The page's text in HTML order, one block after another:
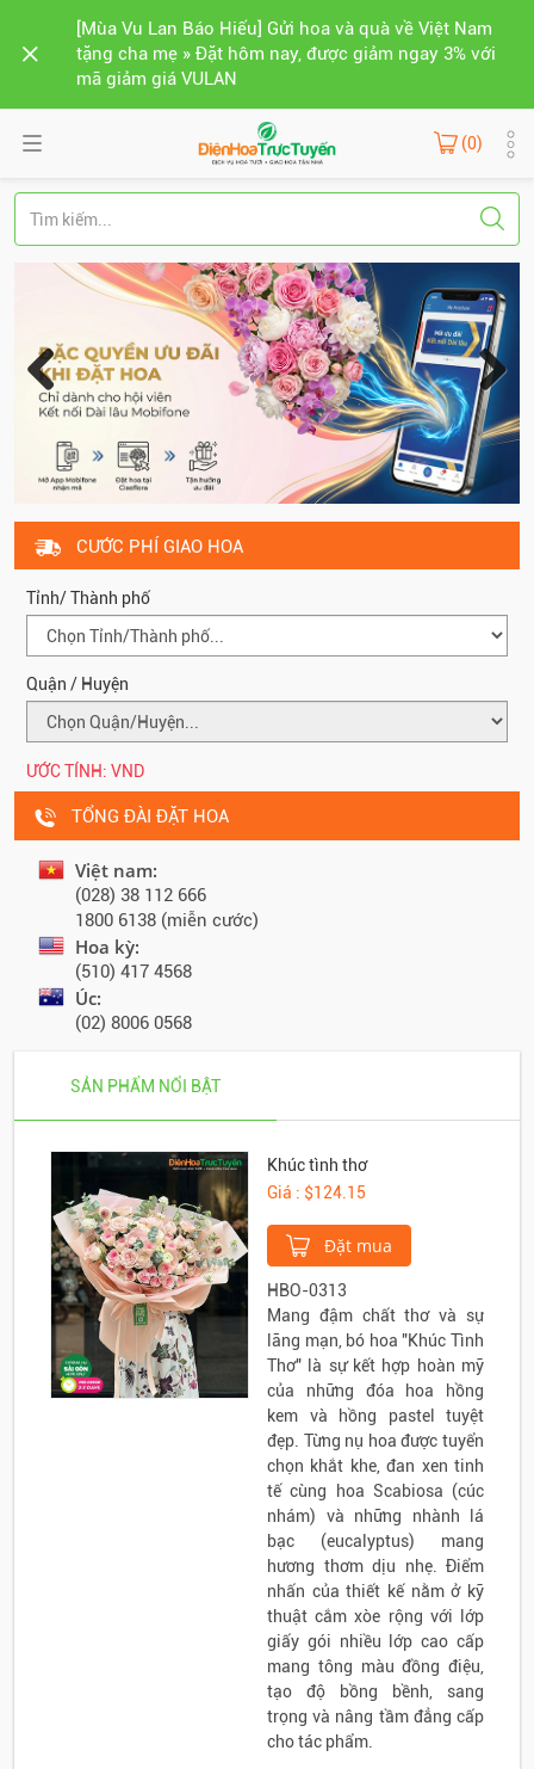
[Mùa Vu Lan Báo Hiếu] Gửi hoa và quà về Việt Nam
tặng cha mẹ » Đặt hôm nay, được giảm ngay 3% với
mã giảm giá VULAN
(0)
CƯỚC PHÍ GIAO HOA
Tỉnh/ Thành phố
Quận / Huyện
ƯỚC TÍNH: VND
TỔNG ĐÀI ĐẶT HOA
Việt nam:
(028) 38 112 666
1800 6138 (miễn cước)
Hoa kỳ:
(510) 417 4568
Úc:
(02) 8006 0568
SẢN PHẨM NỔI BẬT
Khúc tình thơ
Giá : $124.15
Đặt mua
HBO-0313
Mang đậm chất thơ và sự
lãng mạn, bó hoa "Khúc Tình
Thơ" là sự kết hợp hoàn mỹ
của những đóa hoa hồng
kem và hồng pastel tuyệt
đẹp. Từng nụ hoa được tuyển
chọn khắt khe, đan xen tinh
tế cùng hoa Scabiosa (cúc
nhám) và những nhành lá
bạc (eucalyptus) mang
hương thơm dịu nhẹ. Điểm
nhấn của thiết kế nằm ở kỹ
thuật cắm xòe rộng với lớp
giấy gói nhiều lớp cao cấp
mang tông màu đồng điệu,
tạo độ bồng bềnh, sang
trọng và nâng tầm đẳng cấp
cho tác phẩm.